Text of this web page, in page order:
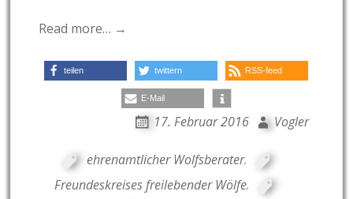
Read more… →
teilen twittern RSS-feed
E-Mail
17. Februar 2016 Vogler
ehrenamtlicher Wolfsberater,
Freundeskreises freilebender Wölfe,